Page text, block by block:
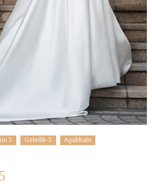
5 Gelinlik-5 Ayakkabı